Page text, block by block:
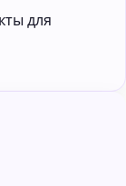
для